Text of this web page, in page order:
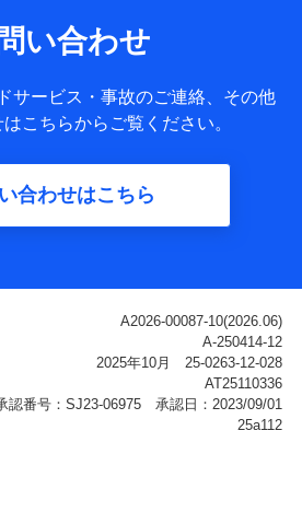
取得した、以下の情報などの個人デ
ールアドレス、お客さまの識別子、
ントサービスのご利用に関する情
ト残高、dポイント利用履歴などが
履歴インターネット利用時の行動に
ケーション利用時の行動に関する情
ビスや商品の名称・購入場所・決済
ケートの回答に関する情報などが含
い合わせ
サービス・事故のご連絡、その他
こちらからご覧ください。
合わせはこちら